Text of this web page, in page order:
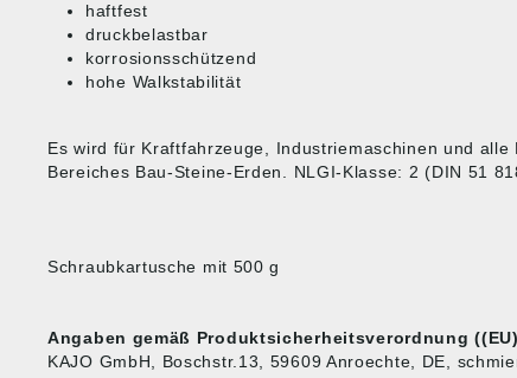
haftfest
druckbelastbar
korrosionsschützend
hohe Walkstabilität
Es wird für Kraftfahrzeuge, Industriemaschinen und alle
Bereiches Bau-Steine-Erden. NLGI-Klasse: 2 (DIN 51
Schraubkartusche mit 500 g
Angaben gemäß Produktsicherheitsverordnung
KAJO GmbH, Boschstr.13, 59609 Anroechte, DE,